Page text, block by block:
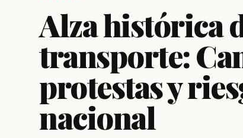
Alza histórica
transporte:
protestas y
nacional